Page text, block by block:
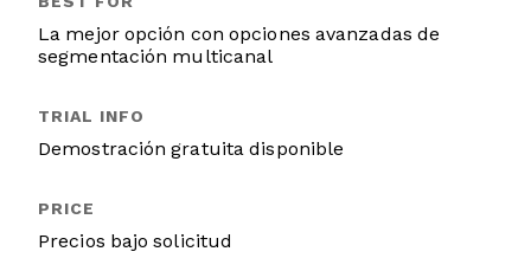
La mejor opción con opciones avanzadas de
segmentación multicanal
Demostración gratuita disponible
Precios bajo solicitud